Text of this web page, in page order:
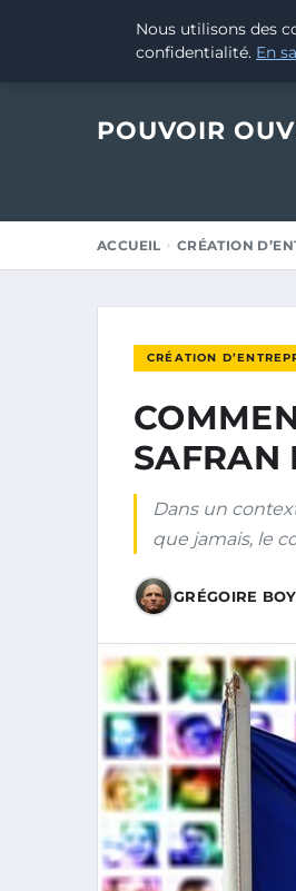
28 AOÛT 2025
POUVOIR
ACCUEIL CRÉATION
CRÉATION
SAFRAN
Dans un
que jamais, le
GRÉGOIRE
Nous utilisons des
confidentialité. En